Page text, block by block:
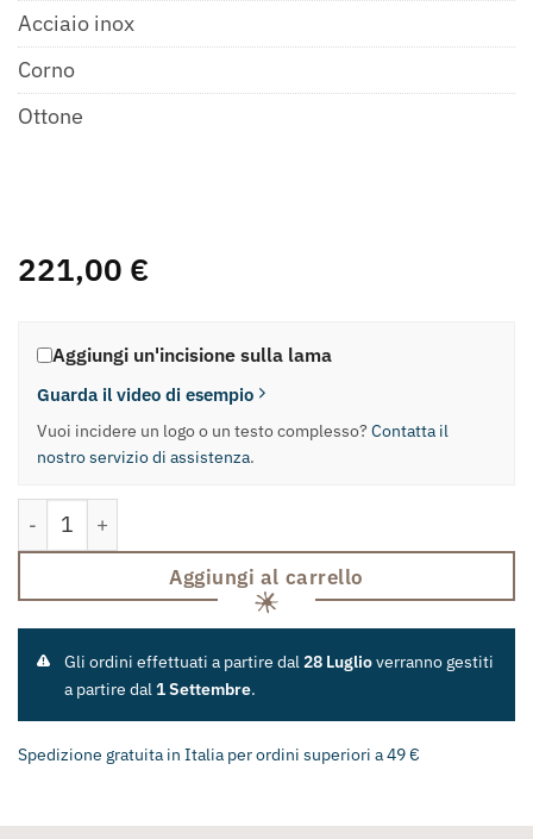
Acciaio inox
Corno
Ottone
221,00 €
Aggiungi un'incisione sulla lama
Guarda il video di esempio
Vuoi incidere un logo o un testo complesso? Contatta il
nostro servizio di assistenza.
Coltello Regionale "Roncola" quantità
Aggiungi al carrello
Gli ordini effettuati a partire dal28 Luglioverranno gestiti
a partire dal1 Settembre.
Spedizione gratuita in Italia per ordini superiori a 49 €